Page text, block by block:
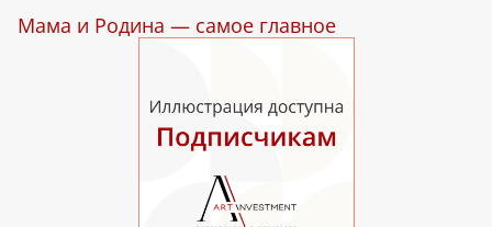
Мама и Родина — самое главное